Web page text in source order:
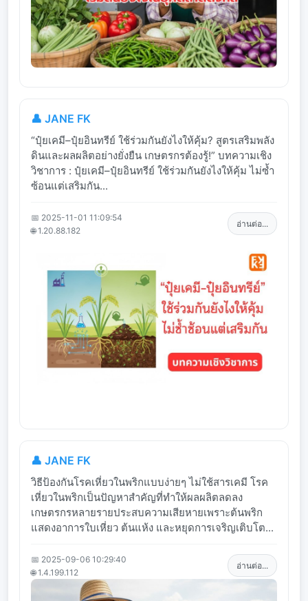
👤 JANE FK
“ปุ๋ยเคมี–ปุ๋ยอินทรีย์ ใช้ร่วมกันยังไงให้คุ้ม? สูตรเสริมพลัง
ดินและผลผลิตอย่างยั่งยืน เกษตรกรต้องรู้!” บทความเชิง
วิชาการ : ปุ๋ยเคมี–ปุ๋ยอินทรีย์ ใช้ร่วมกันยังไงให้คุ้ม ไม่ซ้ำ
ซ้อนแต่เสริมกัน...
📅 2025-11-01 11:09:54
🌐 1.20.88.182
อ่านต่อ...
👤 JANE FK
วิธีป้องกันโรคเหี่ยวในพริกแบบง่ายๆ ไม่ใช้สารเคมี โรค
เหี่ยวในพริกเป็นปัญหาสำคัญที่ทำให้ผลผลิตลดลง
เกษตรกรหลายรายประสบความเสียหายเพราะต้นพริก
แสดงอาการใบเหี่ยว ต้นแห้ง และหยุดการเจริญเติบโต...
📅 2025-09-06 10:29:40
🌐 1.4.199.112
อ่านต่อ...